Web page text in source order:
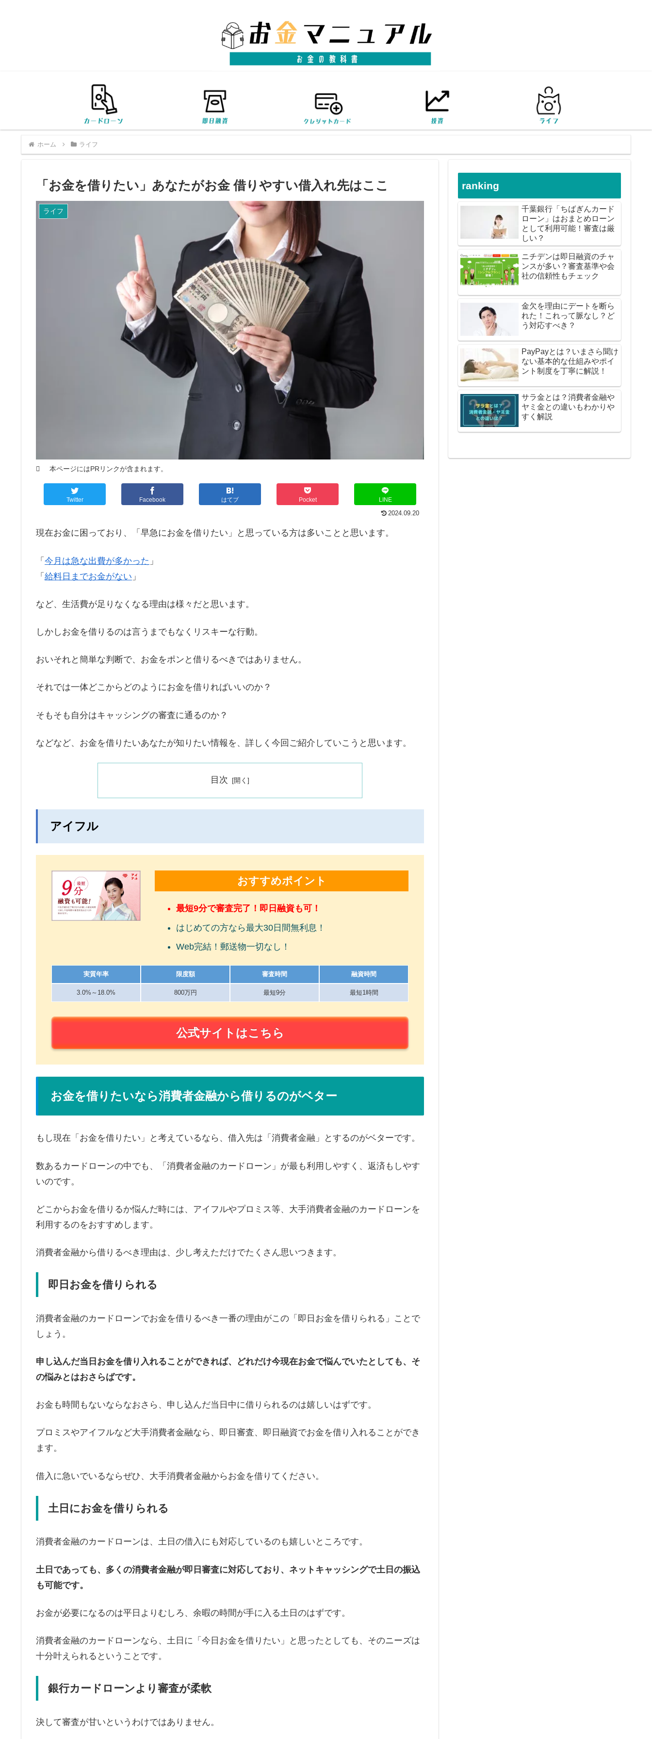
ホーム ライフ
「お金を借りたい」あなたがお金 借りやすい借入れ先はここ
本ページにはPRリンクが含まれます。
ライフ
Twitter Facebook はてブ Pocket LINE
2024.09.20
現在お金に困っており、「早急にお金を借りたい」と思っている方は多いことと思います。
「 今月は急な出費が多かった 」
「 給料日までお金がない 」
など、生活費が足りなくなる理由は様々だと思います。
しかしお金を借りるのは言うまでもなくリスキーな行動。
おいそれと簡単な判断で、お金をポンと借りるべきではありません。
それでは一体どこからどのようにお金を借りればいいのか？
そもそも自分はキャッシングの審査に通るのか？
などなど、お金を借りたいあなたが知りたい情報を、詳しく今回ご紹介していこうと思います。
目次
アイフル
おすすめポイント
最短9分で審査完了！即日融資も可！
はじめての方なら最大30日間無利息！
Web完結！郵送物一切なし！
実質年率
3.0%～18.0%
限度額
800万円
審査時間
最短9分
融資時間
最短1時間
公式サイトはこちら
お金を借りたいなら消費者金融から借りるのがベター
もし現在「お金を借りたい」と考えているなら、借入先は「消費者金融」とするのがベターです。
数あるカードローンの中でも、「消費者金融のカードローン」が最も利用しやすく、返済もしやす
いのです。
どこからお金を借りるか悩んだ時には、アイフルやプロミス等、大手消費者金融のカードローンを
利用するのをおすすめします。
消費者金融から借りるべき理由は、少し考えただけでたくさん思いつきます。
即日お金を借りられる
消費者金融のカードローンでお金を借りるべき一番の理由がこの「即日お金を借りられる」ことで
しょう。
申し込んだ当日お金を借り入れることができれば、どれだけ今現在お金で悩んでいたとしても、そ
の悩みとはおさらばです。
お金も時間もないならなおさら、申し込んだ当日中に借りられるのは嬉しいはずです。
プロミスやアイフルなど大手消費者金融なら、即日審査、即日融資でお金を借り入れることができ
ます。
借入に急いでいるならぜひ、大手消費者金融からお金を借りてください。
土日にお金を借りられる
消費者金融のカードローンは、土日の借入にも対応しているのも嬉しいところです。
土日であっても、多くの消費者金融が即日審査に対応しており、ネットキャッシングで土日の振込
も可能です。
お金が必要になるのは平日よりむしろ、余暇の時間が手に入る土日のはずです。
消費者金融のカードローンなら、土日に「今日お金を借りたい」と思ったとしても、そのニーズは
十分叶えられるということです。
銀行カードローンより審査が柔軟
決して審査が甘いというわけではありません。
ranking
千葉銀行「ちばぎんカード
ローン」はおまとめローン
として利用可能！審査は厳
しい？
ニチデンは即日融資のチャ
ンスが多い？審査基準や会
社の信頼性もチェック
金欠を理由にデートを断ら
れた！これって脈なし？ど
う対応すべき？
PayPayとは？いまさら聞け
ない基本的な仕組みやポイ
ント制度を丁寧に解説！
サラ金とは？消費者金融や
ヤミ金との違いもわかりや
すく解説